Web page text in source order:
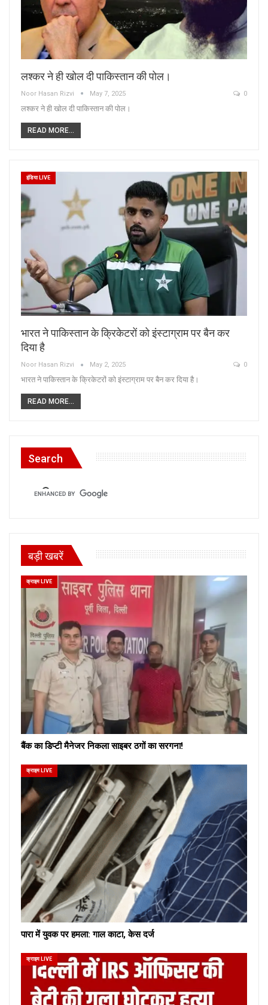
लश्कर ने ही खोल दी पाकिस्तान की पोल।
Noor Hasan Rizvi May 7, 2025 0
लश्कर ने ही खोल दी पाकिस्तान की पोल।
READ MORE...
इंडिया LIVE
भारत ने पाकिस्तान के क्रिकेटरों को इंस्टाग्राम पर बैन कर
दिया है
Noor Hasan Rizvi May 2, 2025 0
भारत ने पाकिस्तान के क्रिकेटरों को इंस्टाग्राम पर बैन कर दिया है।
READ MORE...
Search
बड़ी खबरें
क्राइम LIVE
बैंक का डिप्टी मैनेजर निकला साइबर ठगों का सरगना!
क्राइम LIVE
पारा में युवक पर हमला: गाल काटा, केस दर्ज
क्राइम LIVE